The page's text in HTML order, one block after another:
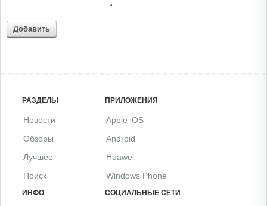
Добавить
РАЗДЕЛЫ
Новости
Обзоры
Лучшее
Поиск
ПРИЛОЖЕНИЯ
Apple iOS
Android
Huawei
Windows Phone
ИНФО СОЦИАЛЬНЫЕ СЕТИ